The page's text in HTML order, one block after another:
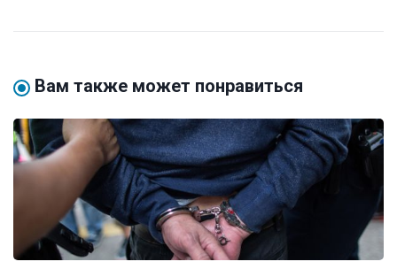
Вам также может понравиться